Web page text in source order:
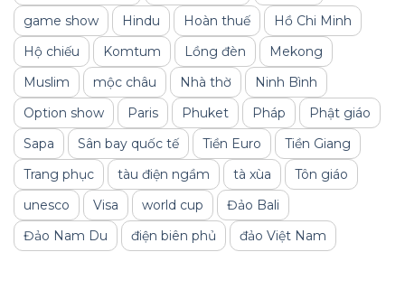
game show
Hindu Hoàn thuế
Hồ Chi Minh
Hộ chiếu
Komtum Lồng đèn
Mekong
Muslim
mộc châu Nhà thờ
Ninh Bình
Option show
Paris Phuket Pháp
Phật giáo
Sapa
Sân bay quốc tế Tiền Euro
Tiền Giang
Trang phục
tàu điện ngầm tà xùa
Tôn giáo
unesco
Visa world cup
Đảo Bali
Đảo Nam Du
điện biên phủ đảo Việt Nam